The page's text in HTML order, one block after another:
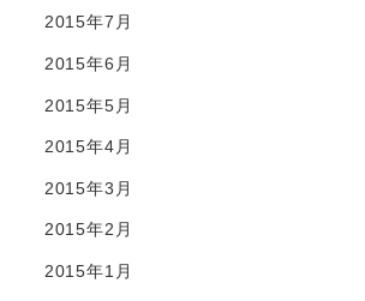
2015年7月
2015年6月
2015年5月
2015年4月
2015年3月
2015年2月
2015年1月